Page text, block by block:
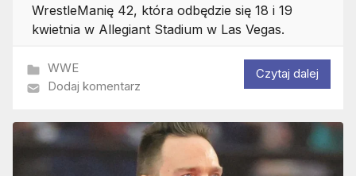
WrestleManię 42, która odbędzie się 18 i 19
kwietnia w Allegiant Stadium w Las Vegas.
WWE
Dodaj komentarz
Czytaj dalej